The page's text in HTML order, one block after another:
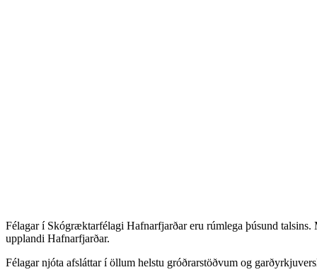
Félagar í Skógræktarfélagi Hafnarfjarðar eru rúmlega þúsund
upplandi Hafnarfjarðar.
Félagar njóta afsláttar í öllum helstu gróðrarstöðvum og